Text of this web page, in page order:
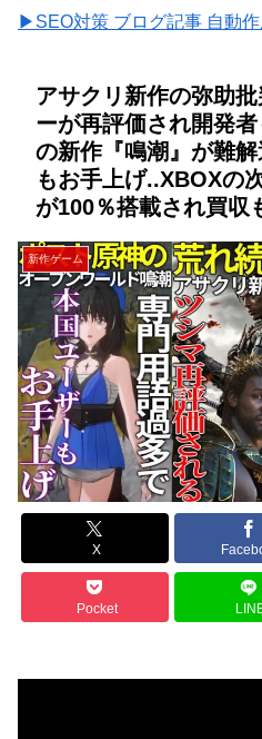
▶SEO対策 ブログ記事 自動
アサクリ新作の弥助
ーが再評価され開発
の新作『鳴潮』が難
もお手上げ..XBOXの
が100％搭載され買収
新作ゲーム
X
Pocket